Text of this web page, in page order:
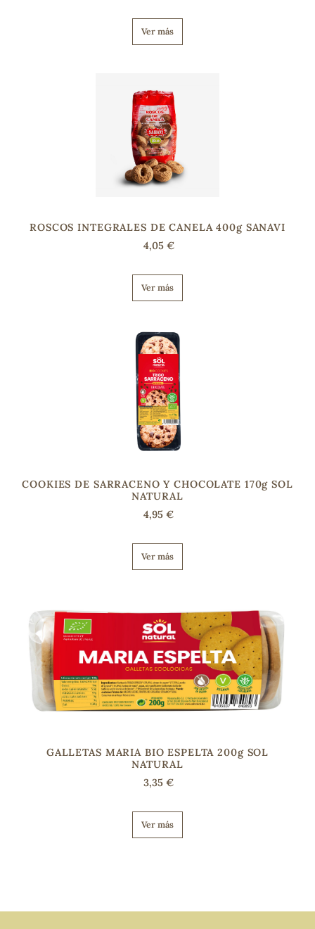
Ver más
ROSCOS INTEGRALES DE CANELA 400g SANAVI
4,05 €
Ver más
COOKIES DE SARRACENO Y CHOCOLATE 170g SOL
NATURAL
4,95 €
Ver más
GALLETAS MARIA BIO ESPELTA 200g SOL
NATURAL
3,35 €
Ver más